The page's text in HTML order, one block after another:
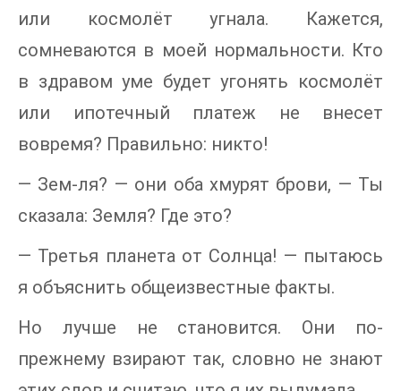
или космолёт угнала. Кажется,
сомневаются в моей нормальности. Кто
в здравом уме будет угонять космолёт
или ипотечный платеж не внесет
вовремя? Правильно: никто!
— Зем-ля? — они оба хмурят брови, — Ты
сказала: Земля? Где это?
— Третья планета от Солнца! — пытаюсь
я объяснить общеизвестные факты.
Но лучше не становится. Они по-
прежнему взирают так, словно не знают